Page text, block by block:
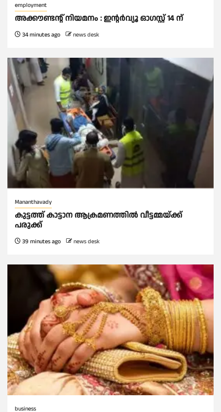
employment
അക്കൗണ്ടന്റ് നിയമനം : ഇൻ്റർവ്യൂ ഓഗസ്റ്റ് 14 ന്
34 minutes ago news desk
Mananthavady
കുട്ടത്ത് കാട്ടാന ആക്രമണത്തിൽ വീട്ടമ്മയ്ക്ക്
പരുക്ക്
39 minutes ago news desk
business